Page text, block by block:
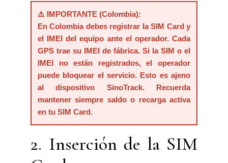
⚠️ IMPORTANTE (Colombia):
En Colombia debes registrar la SIM Card y
el IMEI del equipo ante el operador. Cada
GPS trae su IMEI de fábrica. Si la SIM o el
IMEI no están registrados, el operador
puede bloquear el servicio. Esto es ajeno
al dispositivo SinoTrack. Recuerda
mantener siempre saldo o recarga activa
en tu SIM Card.
2. Inserción de la SIM